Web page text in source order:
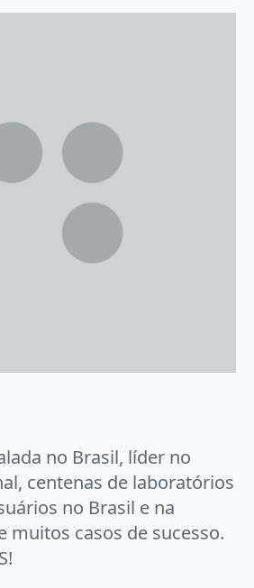
no Brasil, líder no
centenas de laboratórios
no Brasil e na
muitos casos de sucesso.